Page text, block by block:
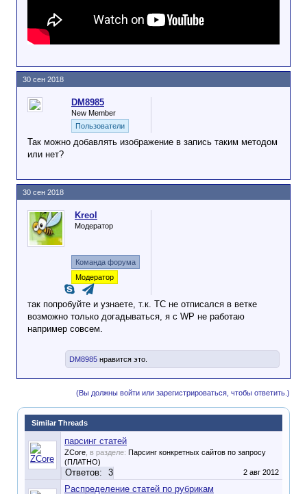
DM8985
New Member
Пользователи
Так можно добавлять изображение в запись таким методом
или нет?
30 сен 2018
Kreol
Модератор
Команда форума
Модератор
так попробуйте и узнаете, т.к. ТС не отписался в ветке
возможно только догадываться, я с WP не работаю
например совсем.
30 сен 2018
DM8985 нравится это.
(Вы должны войти или зарегистрироваться, чтобы ответить.)
Similar Threads
парсинг статей
ZCore , в разделе: Парсинг конкретных сайтов по запросу
(ПЛАТНО)
Ответов: 3 2 авг 2012
Распределение статей по рубрикам